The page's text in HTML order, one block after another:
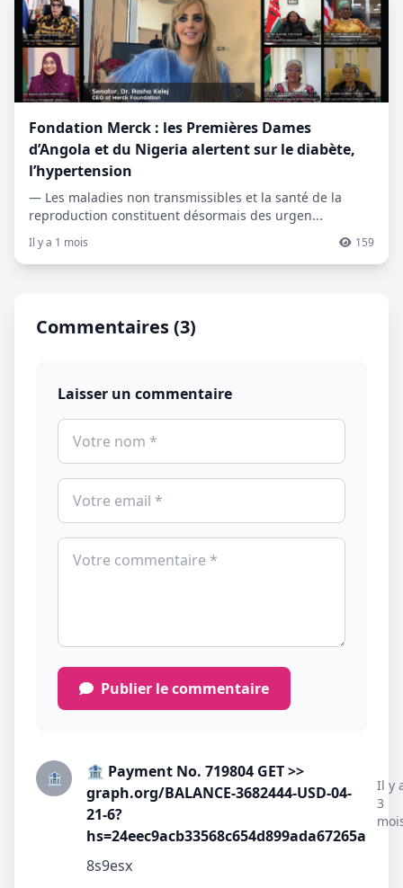
Fondation Merck : les Premières Dames
d’Angola et du Nigeria alertent sur le diabète,
l’hypertension
— Les maladies non transmissibles et la santé de la
reproduction constituent désormais des urgen...
Il y a 1 mois 159
Commentaires (3)
Laisser un commentaire
Publier le commentaire
🏦
🏦 Payment No. 719804 GET >>
graph.org/BALANCE-3682444-USD-04-
21-6?
hs=24eec9acb33568c654d899ada67265a
Il y
3
8s9esx